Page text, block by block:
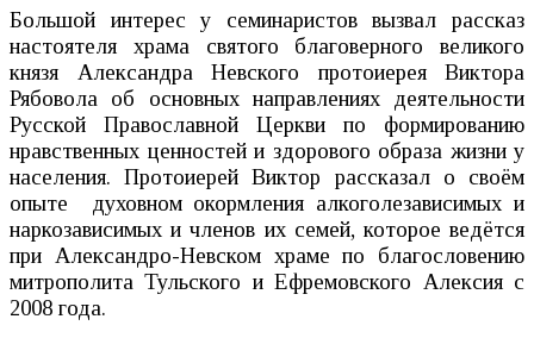
Большой интерес у семинаристов вызвал рассказ
настоятеля храма святого благоверного великого
князя Александра Невского протоиерея Виктора
Рябовола об основных направлениях деятельности
Русской Православной Церкви по формированию
нравственных ценностей и здорового образа жизни у
населения. Протоиерей Виктор рассказал о своём
опыте духовном окормления алкоголезависимых и
наркозависимых и членов их семей, которое ведётся
при Александро-Невском храме по благословению
митрополита Тульского и Ефремовского Алексия с
2008 года.